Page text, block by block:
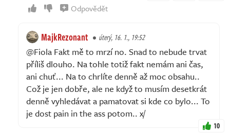
Odpovědět
MajkRezonant úterý, 16. 1., 19:52
@Fiola Fakt mě to mrzí no. Snad to nebude trvat
příliš dlouho. Na tohle totiž fakt nemám ani čas,
ani chuť... Na to chrlíte denně až moc obsahu..
Což je jen dobře, ale ne když to musím desetkrát
denně vyhledávat a pamatovat si kde co bylo... To
je dost pain in the ass potom.. x/
10